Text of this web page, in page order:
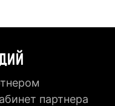
партнера